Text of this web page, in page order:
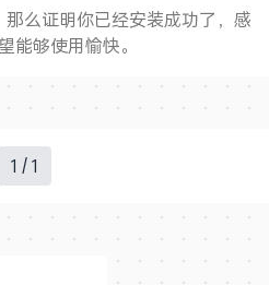
么证明你已经安装成功了，感
能够使用愉快。
1 / 1